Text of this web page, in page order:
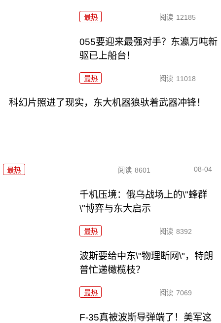
最热 阅读 12185
055要迎来最强对手？东瀛万吨新
驱已上船台！
最热 阅读 11018
科幻片照进了现实，东大机器狼驮着武器冲锋！
最热 阅读 8601 08-04
千机压境：俄乌战场上的\"蜂群
\"博弈与东大启示
最热 阅读 8392
波斯要给中东\"物理断网\"，特朗
普忙递橄榄枝？
最热 阅读 7069
F-35真被波斯导弹端了！美军这